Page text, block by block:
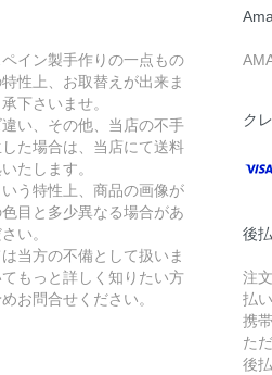
イン製手作りの一点もの
性上、お取替えが出来ま
下さいませ。
い、その他、当店の不手
た場合は、当店にて送料
たします。
う特性上、商品の画像が
目と多少異なる場合があ
い。
当方の不備として扱いま
もっと詳しく知りたい方
お問合せください。
ク
後
注
払
携
た
後